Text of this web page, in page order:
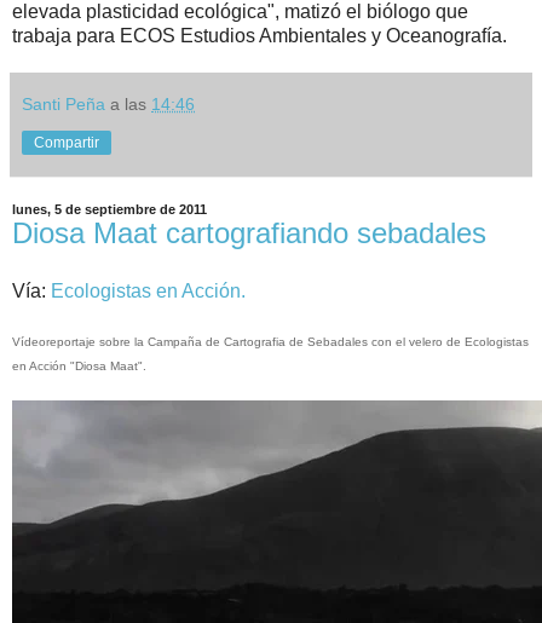
elevada plasticidad ecológica", matizó el biólogo que
trabaja para ECOS Estudios Ambientales y Oceanografía.
Santi Peña a las 14:46
Compartir
lunes, 5 de septiembre de 2011
Diosa Maat cartografiando sebadales
Vía: Ecologistas en Acción.
Vídeoreportaje sobre la Campaña de Cartografia de Sebadales con el velero de Ecologistas
en Acción "Diosa Maat".